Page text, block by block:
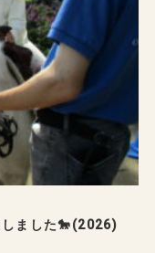
ました🐎(2026)